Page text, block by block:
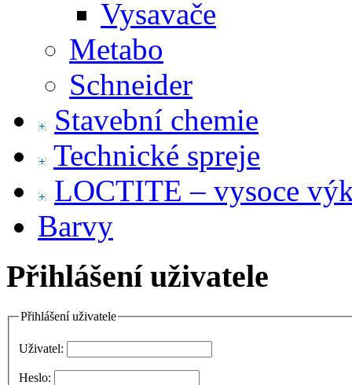
Vysavače
Metabo
Schneider
Stavební chemie
Technické spreje
LOCTITE – vysoce
Barvy
Přihlášení uživatele
Přihlášení uživatele
Uživatel:
Heslo: